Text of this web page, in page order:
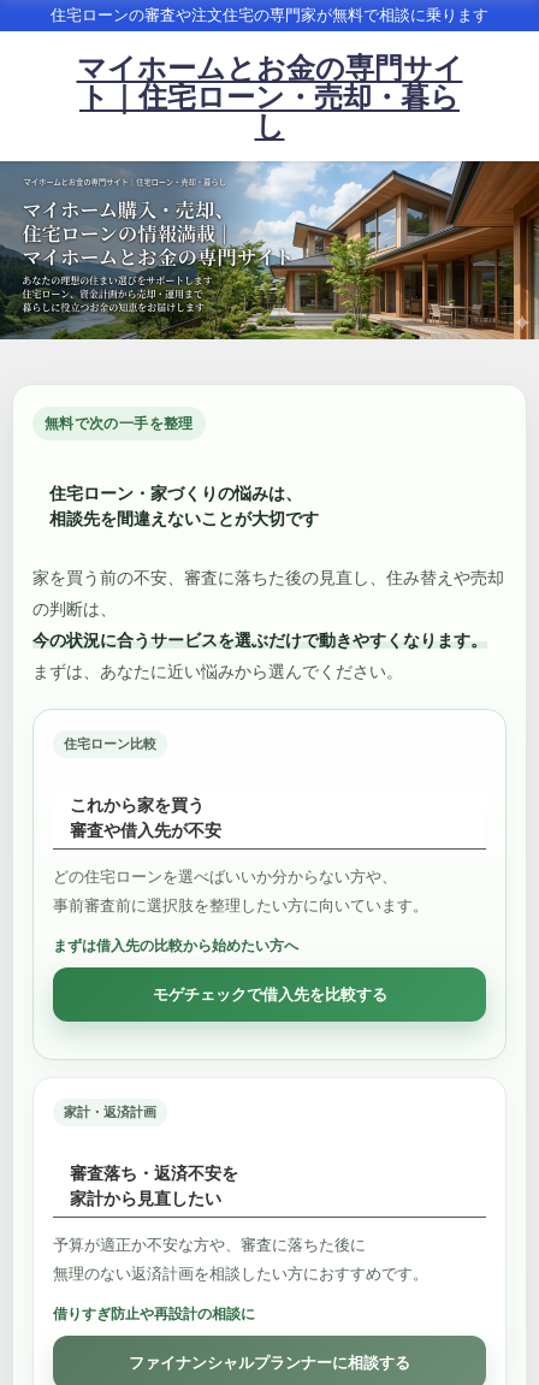
住宅ローンの審査や注文住宅の専門家が無料で相談に乗ります
マイホームとお金の専門サイ
ト｜住宅ローン・売却・暮ら
し
無料で次の一手を整理
住宅ローン・家づくりの悩みは、
相談先を間違えないことが大切です
家を買う前の不安、審査に落ちた後の見直し、住み替えや売却
の判断は、
今の状況に合うサービスを選ぶだけで動きやすくなります。
まずは、あなたに近い悩みから選んでください。
住宅ローン比較
これから家を買う
審査や借入先が不安
どの住宅ローンを選べばいいか分からない方や、
事前審査前に選択肢を整理したい方に向いています。
まずは借入先の比較から始めたい方へ
モゲチェックで借入先を比較する
家計・返済計画
審査落ち・返済不安を
家計から見直したい
予算が適正か不安な方や、審査に落ちた後に
無理のない返済計画を相談したい方におすすめです。
借りすぎ防止や再設計の相談に
ファイナンシャルプランナーに相談する